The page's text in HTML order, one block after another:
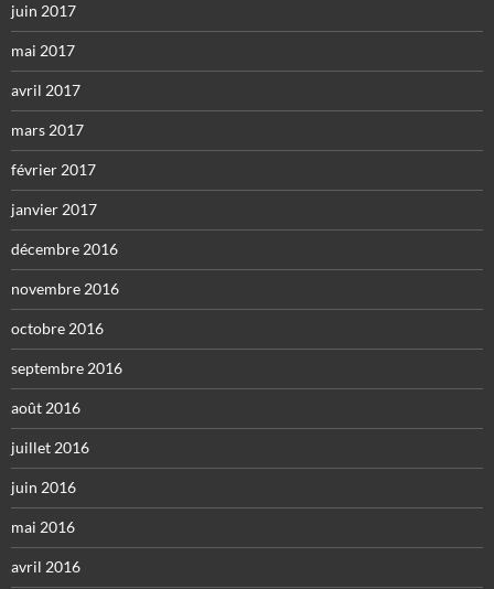
juin 2017
mai 2017
avril 2017
mars 2017
février 2017
janvier 2017
décembre 2016
novembre 2016
octobre 2016
septembre 2016
août 2016
juillet 2016
juin 2016
mai 2016
avril 2016